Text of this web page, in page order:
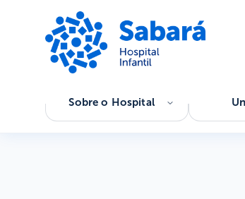
Sobre o Hospital